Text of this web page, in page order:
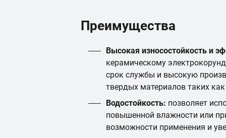
Преимущества
Высокая износостойкость и
керамическому
срок службы и высокую
твердых материалов таких
Водостойкость: позволяет
повышенной влажности или
возможности применения и